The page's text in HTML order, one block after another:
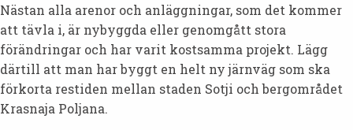
Nästan alla arenor och anläggningar, som det kommer
att tävla i, är nybyggda eller genomgått stora
förändringar och har varit kostsamma projekt. Lägg
därtill att man har byggt en helt ny järnväg som ska
förkorta restiden mellan staden Sotji och bergområdet
Krasnaja Poljana.